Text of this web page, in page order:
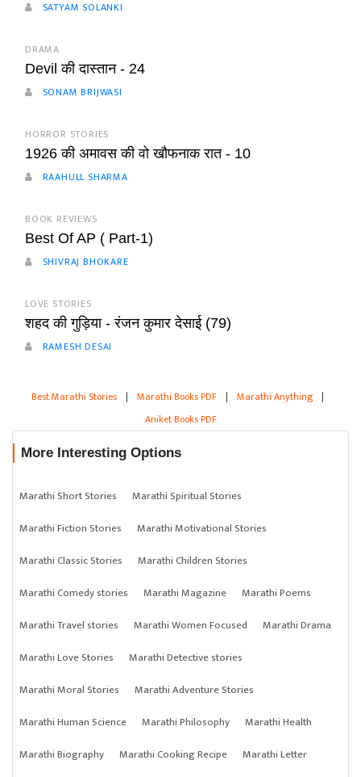
SATYAM SOLANKI
DRAMA
Devil की दास्तान - 24
SONAM BRIJWASI
HORROR STORIES
1926 की अमावस की वो खौफनाक रात - 10
RAAHULL SHARMA
BOOK REVIEWS
Best Of AP ( Part-1)
SHIVRAJ BHOKARE
LOVE STORIES
शहद की गुड़िया - रंजन कुमार देसाई (79)
RAMESH DESAI
Best Marathi Stories | Marathi Books PDF | Marathi Anything |
Aniket Books PDF
More Interesting Options
Marathi Short Stories
Marathi Spiritual Stories
Marathi Fiction Stories
Marathi Motivational Stories
Marathi Classic Stories
Marathi Children Stories
Marathi Comedy stories
Marathi Magazine
Marathi Poems
Marathi Travel stories
Marathi Women Focused
Marathi Drama
Marathi Love Stories
Marathi Detective stories
Marathi Moral Stories
Marathi Adventure Stories
Marathi Human Science
Marathi Philosophy
Marathi Health
Marathi Biography
Marathi Cooking Recipe
Marathi Letter